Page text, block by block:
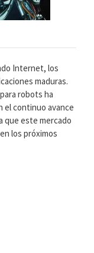
Internet, los
maduras.
robots ha
el continuo avance
que este mercado
los próximos